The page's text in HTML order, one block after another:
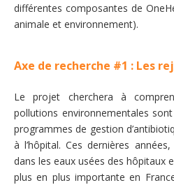
différentes composantes de
animale et environnement).
Axe de recherche #1 : Les
Le projet cherchera à
pollutions environnementales
programmes de gestion
à l’hôpital. Ces dernières
dans les eaux usées des hôpitaux
plus en plus importante en